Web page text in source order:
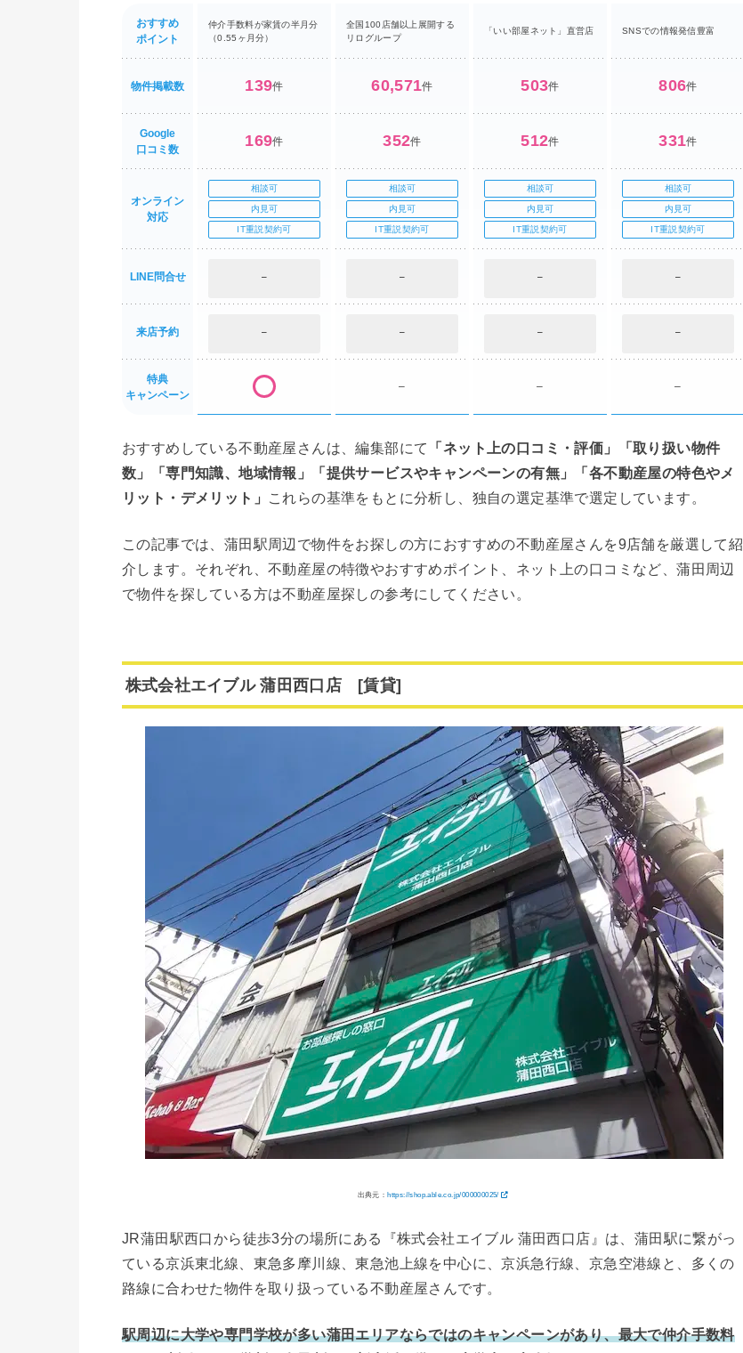
おすすめ
ポイント
物件掲載数
Google
口コミ数
オンライン
対応
LINE問合せ
来店予約
特典
キャンペーン
仲介手数料が家賃の半月分
（0.55ヶ月分）
139件
169件
相談可
内見可
IT重説契約可
–
–
全国100店舗以上展開する
リログループ
60,571件
352件
相談可
内見可
IT重説契約可
–
–
–
「いい部屋ネット」直営店
503件
512件
相談可
内見可
IT重説契約可
–
–
–
SNSでの情報発信豊富
806件
331件
相談可
内見可
IT重説契約可
–
–
–
おすすめしている不動産屋さんは、編集部にて
「ネット上の口コミ・評価」「取り扱い物件
数」「専門知識、地域情報」「提供サービスやキャンペーンの有無」「各不動産屋の特色やメ
リット・デメリット」
これらの基準をもとに分析し、独自の選定基準で選定しています。
この記事では、蒲田駅周辺で物件をお探しの方におすすめの不動産屋さんを9店舗を厳選して紹
介します。それぞれ、不動産屋の特徴やおすすめポイント、ネット上の口コミなど、蒲田周辺
で物件を探している方は不動産屋探しの参考にしてください。
株式会社エイブル 蒲田西口店 [賃貸]
出典元： https://shop.able.co.jp/000000025/
JR蒲田駅西口から徒歩3分の場所にある『株式会社エイブル 蒲田西口店』は、蒲田駅に繋がっ
ている京浜東北線、東急多摩川線、東急池上線を中心に、京浜急行線、京急空港線と、多くの
路線に合わせた物件を取り扱っている不動産屋さんです。
駅周辺に大学や専門学校が多い蒲田エリアならではのキャンペーンがあり、最大で仲介手数料